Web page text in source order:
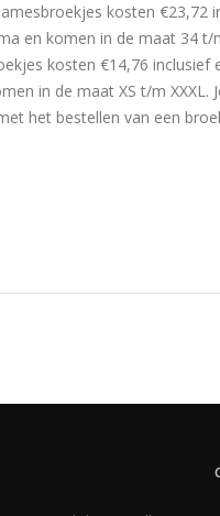
kosten €23,72
en komen in de maat 34 t/
kosten €14,76 inclusief
in de maat XS t/m XXXL.
het bestellen van een